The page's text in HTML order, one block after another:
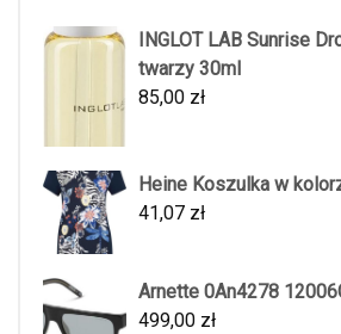
INGLOT LAB Sunrise
twarzy 30ml
85,00 zł
Heine Koszulka w
41,07 zł
Arnette 0An4278
499,00 zł